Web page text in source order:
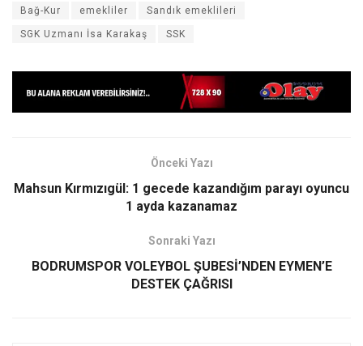
Bağ-Kur emekliler Sandık emeklileri
SGK Uzmanı İsa Karakaş SSK
Önceki Yazı
Mahsun Kırmızıgül: 1 gecede kazandığım parayı oyuncu
1 ayda kazanamaz
Sonraki Yazı
BODRUMSPOR VOLEYBOL ŞUBESİ’NDEN EYMEN’E
DESTEK ÇAĞRISI